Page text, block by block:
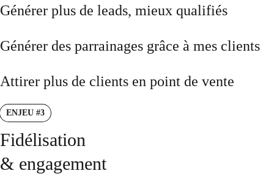
Générer plus de leads, mieux qualifiés
Générer des parrainages grâce à mes clients
Attirer plus de clients en point de vente
ENJEU #3
Fidélisation
& engagement